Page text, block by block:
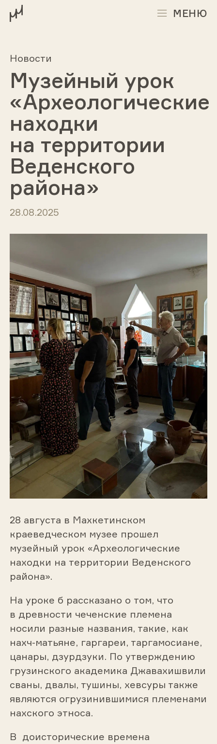
МЕНЮ
Новости
Музейный урок
«Археологические
находки
на территории
Веденского
района»
28.08.2025
28 августа в Махкетинском
краеведческом музее прошел
музейный урок «Археологические
находки на территории Веденского
района».
На уроке б рассказано о том, что
в древности чеченские племена
носили разные названия, такие, как
нахч-матьяне, гаргареи, таргамосиане,
цанары, дзурдзуки. По утверждению
грузинского академика Джавахишвили
сваны, двалы, тушины, хевсуры также
являются огрузинившимися племенами
нахского этноса.
В доисторические времена